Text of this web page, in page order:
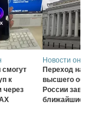
смогут
к
через
Новости онлайн
Переход на
высшего
России
ближайшие три